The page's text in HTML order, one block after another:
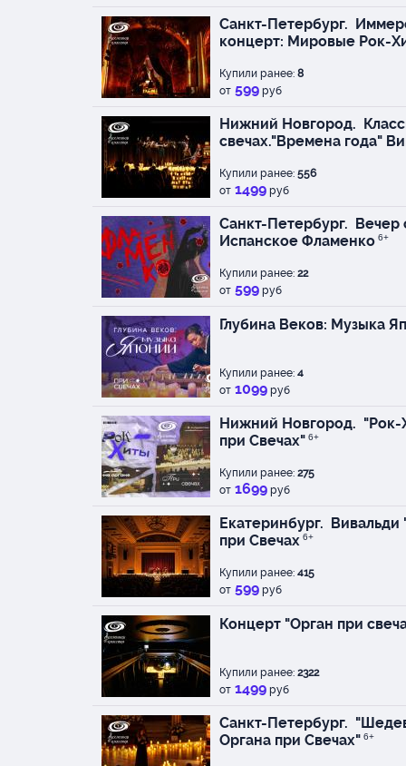
Ани Аракян (канон) -
государственной
Лауреат
имени Комитаса.
академической
Шостаковича,
Сотрудничает с
«Ашуг».
Степан Христанов
Екатеринбурге,
Варанаси, под
(Pandit Shivnath
поколении и
Классической
как Vishwa Mohan
Purbhayan
контрабас,
фортепиано) и
активную
Европе. ( Ситар –
инструмент,
индийской
Елизавета Панченко
Петербургская
призер и лауреат
конкурсов
Германии,
России и Союза
Всероссийских и
Солистка оркестра
музыкант Нарвского
Эстонии и театров
Санкт-Петербург.
концерт: Мировые Рок-
Купили ранее: 8
от 599 руб
Нижний Новгород.
свечах."Времена года"
Купили ранее: 556
от 1499 руб
Санкт-Петербург. Вечер
Испанское Фламенко 6+
Купили ранее: 22
от 599 руб
Глубина Веков: Музыка
Купили ранее: 4
от 1099 руб
Нижний Новгород. "Рок-
при Свечах" 6+
Купили ранее: 275
от 1699 руб
Екатеринбург. Вивальди
при Свечах 6+
Купили ранее: 415
от 599 руб
Концерт "Орган при
Купили ранее: 2322
от 1499 руб
Санкт-Петербург.
Органа при Свечах" 6+